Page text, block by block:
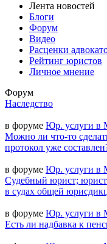
Лента новостей
Блоги
Форум
Видео
Расценки
Рейтинг юристов
Личное мнение
Форум
Наследство
в форуме Юр. услуги в
Можно ли что-то
протокол уже
в форуме Юр. услуги в
Судебный юрист;
в судах общей
в форуме Юр. услуги в
Есть ли надбавка к